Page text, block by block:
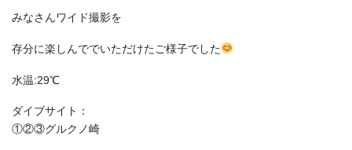
みなさんワイド撮影を
存分に楽しんででいただけたご様子でした
水温:29℃
ダイブサイト：
①②③グルクノ崎